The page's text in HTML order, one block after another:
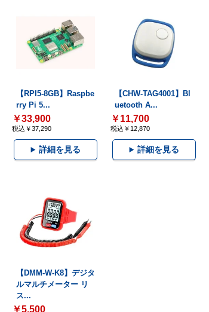
【RPI5-8GB】Raspbe
rry Pi 5...
￥33,900
税込￥37,290
詳細を見る
【CHW-TAG4001】Bl
uetooth A...
￥11,700
税込￥12,870
詳細を見る
【DMM-W-K8】デジタ
ルマルチメーター リ
ス...
￥5,500